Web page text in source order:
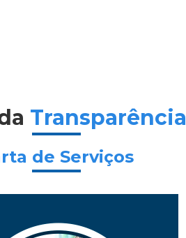
Transparência
de Serviços